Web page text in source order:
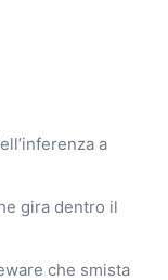
a
gira dentro il
che smista